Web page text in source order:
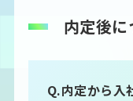
内定後に
Q.内定から入